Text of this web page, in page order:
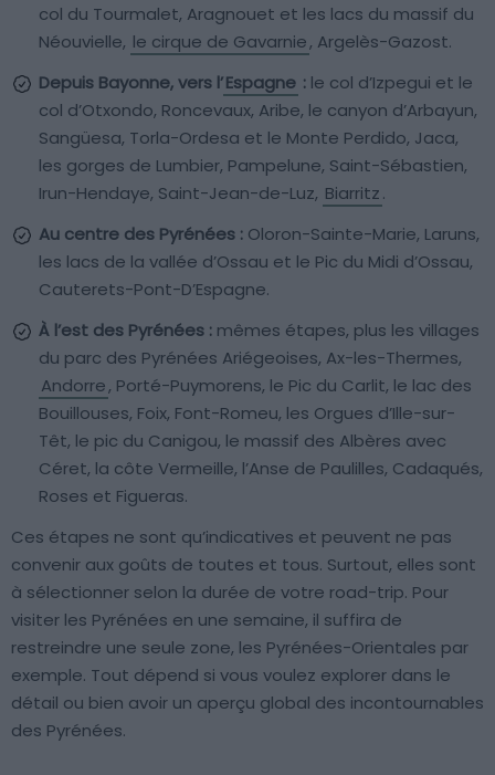
col du Tourmalet, Aragnouet et les lacs du massif du
Néouvielle, le cirque de Gavarnie, Argelès-Gazost.
Depuis Bayonne, vers l’Espagne : le col d’Izpegui et le
col d’Otxondo, Roncevaux, Aribe, le canyon d’Arbayun,
Sangüesa, Torla-Ordesa et le Monte Perdido, Jaca,
les gorges de Lumbier, Pampelune, Saint-Sébastien,
Irun-Hendaye, Saint-Jean-de-Luz, Biarritz.
Au centre des Pyrénées : Oloron-Sainte-Marie, Laruns,
les lacs de la vallée d’Ossau et le Pic du Midi d’Ossau,
Cauterets-Pont-D’Espagne.
À l’est des Pyrénées : mêmes étapes, plus les villages
du parc des Pyrénées Ariégeoises, Ax-les-Thermes,
Andorre, Porté-Puymorens, le Pic du Carlit, le lac des
Bouillouses, Foix, Font-Romeu, les Orgues d’Ille-sur-
Têt, le pic du Canigou, le massif des Albères avec
Céret, la côte Vermeille, l’Anse de Paulilles, Cadaqués,
Roses et Figueras.
Ces étapes ne sont qu’indicatives et peuvent ne pas
convenir aux goûts de toutes et tous. Surtout, elles sont
à sélectionner selon la durée de votre road-trip. Pour
visiter les Pyrénées en une semaine, il suffira de
restreindre une seule zone, les Pyrénées-Orientales par
exemple. Tout dépend si vous voulez explorer dans le
détail ou bien avoir un aperçu global des incontournables
des Pyrénées.